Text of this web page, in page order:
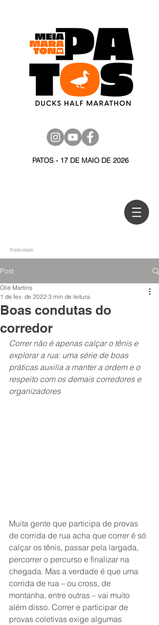
PATOS - 17 DE MAIO DE 2026
Publicidade
Post
Boas condutas do
corredor
Olié Martins
1 de fev. de 2022 3 min de leitura
Correr não é apenas calçar o tênis e
explorar a rua: uma série de boas
práticas auxilia a manter a ordem e o
respeito com os demais corredores e
organizadores
Muita gente que participa de provas
de corrida de rua acha que correr é só
calçar os tênis, passar pela largada,
percorrer o percurso e finalizar na
chegada. Mas a verdade é que uma
corrida de rua – ou cross, de
montanha, entre outras – vai muito
além disso. Correr e participar de
provas coletivas exige algumas